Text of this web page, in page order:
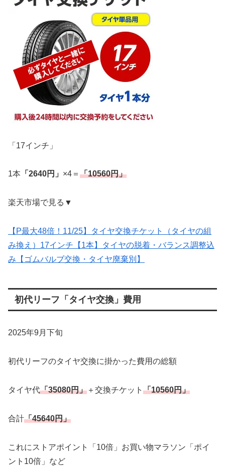
「17インチ」
1本 「2640円」 ×4＝ 「10560円」
楽天市場で見る▼
【P最大48倍！11/25】タイヤ交換チケット（タイヤの組
み換え）17インチ【1本】タイヤの脱着・バランス調整込
み【ゴムバルブ交換・タイヤ廃棄別】
初代リーフ「タイヤ交換」費用
2025年9月下旬
初代リーフのタイヤ交換に掛かった費用の総額
タイヤ代「35080円」 ＋交換チケット 「10560円」
合計「45640円」
これにストアポイント「10倍」お買い物マラソン「ポイ
ント10倍」など